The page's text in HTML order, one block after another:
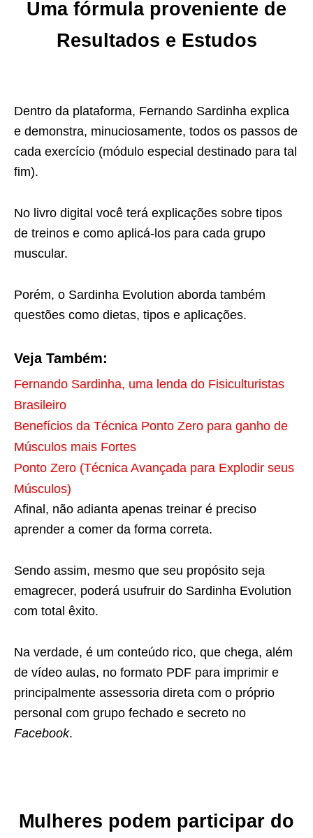
Uma fórmula proveniente de
Resultados e Estudos
Dentro da plataforma, Fernando Sardinha explica
e demonstra, minuciosamente, todos os passos de
cada exercício (módulo especial destinado para tal
fim).
No livro digital você terá explicações sobre tipos
de treinos e como aplicá-los para cada grupo
muscular.
Porém, o Sardinha Evolution aborda também
questões como dietas, tipos e aplicações.
Veja Também:
Fernando Sardinha, uma lenda do Fisiculturistas
Brasileiro
Benefícios da Técnica Ponto Zero para ganho de
Músculos mais Fortes
Ponto Zero (Técnica Avançada para Explodir seus
Músculos)
Afinal, não adianta apenas treinar é preciso
aprender a comer da forma correta.
Sendo assim, mesmo que seu propósito seja
emagrecer, poderá usufruir do Sardinha Evolution
com total êxito.
Na verdade, é um conteúdo rico, que chega, além
de vídeo aulas, no formato PDF para imprimir e
principalmente assessoria direta com o próprio
personal com grupo fechado e secreto no
Facebook.
Mulheres podem participar do